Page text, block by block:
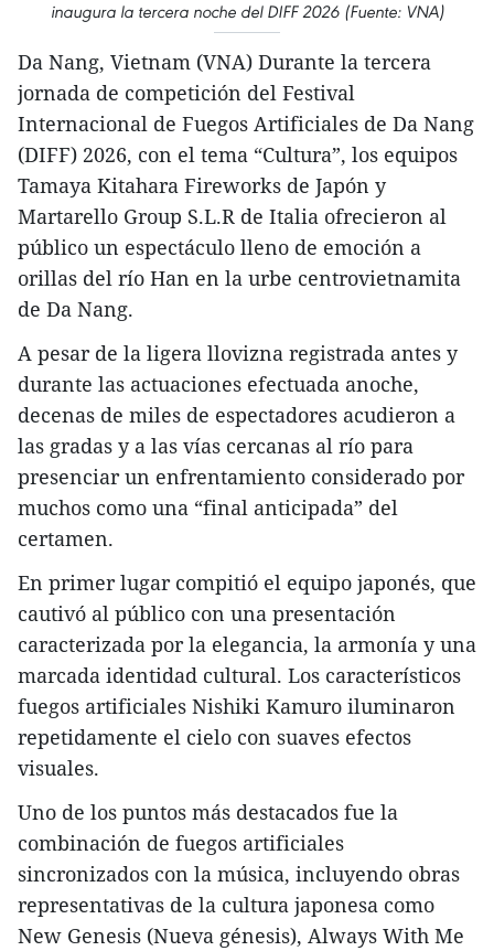
inaugura la tercera noche del DIFF 2026 (Fuente: VNA)
Da Nang, Vietnam (VNA) Durante la tercera
jornada de competición del Festival
Internacional de Fuegos Artificiales de Da Nang
(DIFF) 2026, con el tema “Cultura”, los equipos
Tamaya Kitahara Fireworks de Japón y
Martarello Group S.L.R de Italia ofrecieron al
público un espectáculo lleno de emoción a
orillas del río Han en la urbe centrovietnamita
de Da Nang.
A pesar de la ligera llovizna registrada antes y
durante las actuaciones efectuada anoche,
decenas de miles de espectadores acudieron a
las gradas y a las vías cercanas al río para
presenciar un enfrentamiento considerado por
muchos como una “final anticipada” del
certamen.
En primer lugar compitió el equipo japonés, que
cautivó al público con una presentación
caracterizada por la elegancia, la armonía y una
marcada identidad cultural. Los característicos
fuegos artificiales Nishiki Kamuro iluminaron
repetidamente el cielo con suaves efectos
visuales.
Uno de los puntos más destacados fue la
combinación de fuegos artificiales
sincronizados con la música, incluyendo obras
representativas de la cultura japonesa como
New Genesis (Nueva génesis), Always With Me